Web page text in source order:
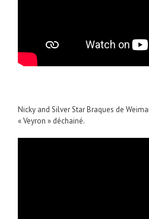
Nicky and Silver Star Braques de
« Veyron » déchainé.